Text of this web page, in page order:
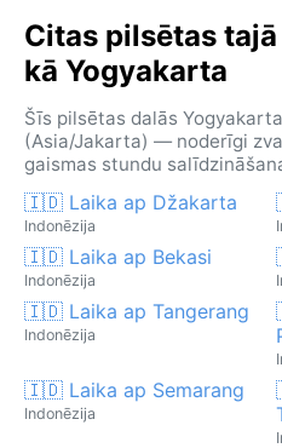
Citas pilsētas
kā Yogyakarta
Šīs pilsētas dalās
(Asia/Jakarta) — noderīgi
gaismas stundu
🇮🇩 Laika ap Džakarta
Indonēzija
🇮🇩 Laika ap Bekasi
Indonēzija
🇮🇩 Laika ap Tangerang
Indonēzija
🇮🇩 Laika ap Semarang
Indonēzija